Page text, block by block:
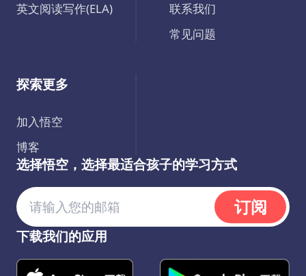
英文阅读写作(ELA)
联系我们
常见问题
探索更多
加入悟空
博客
选择悟空，选择最适合孩子的学习方式
订阅
下载我们的应用